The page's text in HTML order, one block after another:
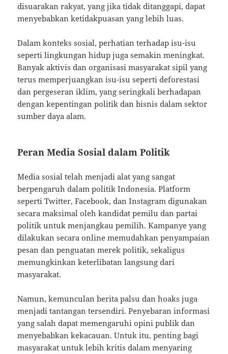
disuarakan rakyat, yang jika tidak ditanggapi, dapat
menyebabkan ketidakpuasan yang lebih luas.
Dalam konteks sosial, perhatian terhadap isu-isu
seperti lingkungan hidup juga semakin meningkat.
Banyak aktivis dan organisasi masyarakat sipil yang
terus memperjuangkan isu-isu seperti deforestasi
dan pergeseran iklim, yang seringkali berhadapan
dengan kepentingan politik dan bisnis dalam sektor
sumber daya alam.
Peran Media Sosial dalam Politik
Media sosial telah menjadi alat yang sangat
berpengaruh dalam politik Indonesia. Platform
seperti Twitter, Facebook, dan Instagram digunakan
secara maksimal oleh kandidat pemilu dan partai
politik untuk menjangkau pemilih. Kampanye yang
dilakukan secara online memudahkan penyampaian
pesan dan penguatan merek politik, sekaligus
memungkinkan keterlibatan langsung dari
masyarakat.
Namun, kemunculan berita palsu dan hoaks juga
menjadi tantangan tersendiri. Penyebaran informasi
yang salah dapat memengaruhi opini publik dan
menyebabkan kekacauan. Untuk itu, penting bagi
masyarakat untuk lebih kritis dalam menyaring